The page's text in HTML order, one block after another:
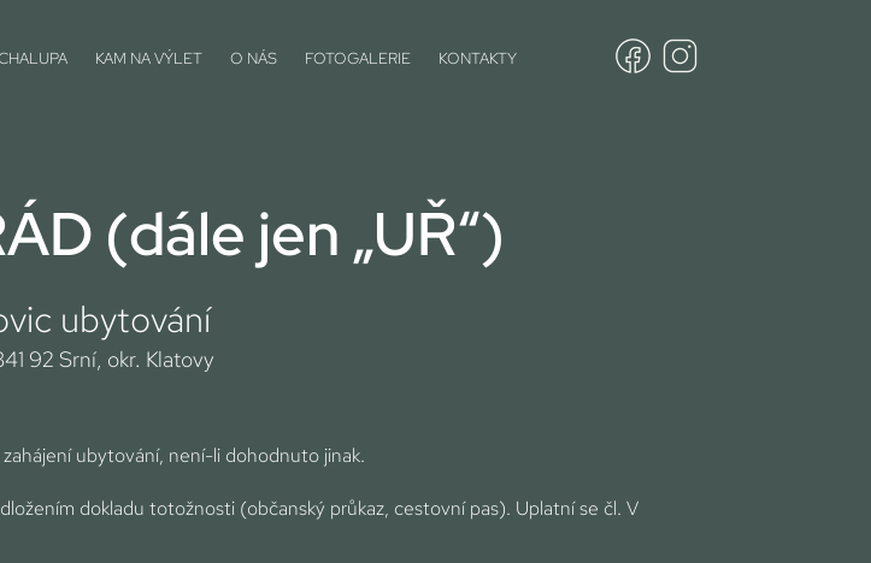
KAM NA VÝLET O NÁS FOTOGALERIE KONTAKTY
(dále jen „UŘ“)
ubytování
92 Srní, okr. Klatovy
ubytování, není-li dohodnuto jinak.
dokladu totožnosti (občanský průkaz, cestovní pas). Uplatní se čl. V